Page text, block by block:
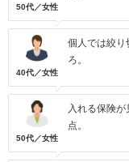
50代／女性
40代／女性
個人では絞り
ろ。
50代／女性
入れる保険
点。